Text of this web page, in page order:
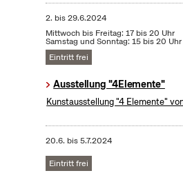
2. bis29.6.2024
Mittwoch bis Freitag: 17 bis 20 Uhr
Samstag und Sonntag: 15 bis 20 Uhr
Eintritt frei
Ausstellung "4Elemente"
Kunstausstellung "4 Elemente"
20.6. bis5.7.2024
Eintritt frei